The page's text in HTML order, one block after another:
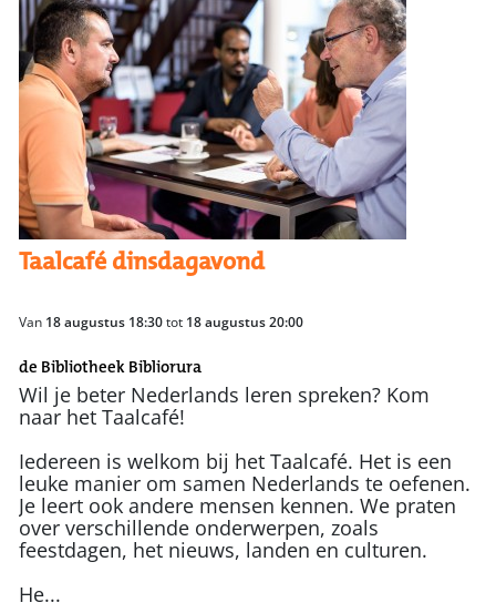
Taalcafé dinsdagavond
Van 18 augustus 18:30tot 18 augustus 20:00
de Bibliotheek Bibliorura
Wil je beter Nederlands leren spreken? Kom
naar het Taalcafé!
Iedereen is welkom bij het Taalcafé. Het is een
leuke manier om samen Nederlands te oefenen.
Je leert ook andere mensen kennen. We praten
over verschillende onderwerpen, zoals
feestdagen, het nieuws, landen en culturen.
He...